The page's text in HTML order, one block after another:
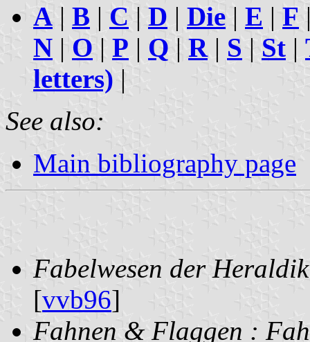
A | B | C | D | Die | E | F
N | O | P | Q | R| S | St |
letters) |
See also:
Main bibliography page
Fabelwesen der
[vvb96]
Fahnen & Flaggen :